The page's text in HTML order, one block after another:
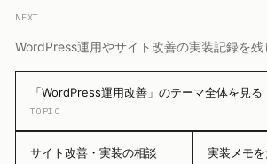
NEXT
WordPress運用やサイト改善の実装記録を残
「WordPress運用改善」のテーマ全体を見る
TOPIC
サイト改善・実装の相談 実装メモ